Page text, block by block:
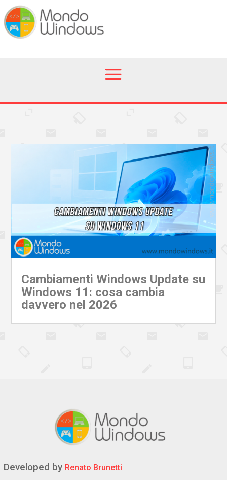
Cambiamenti Windows Update su
Windows 11: cosa cambia
davvero nel 2026
Developed by Renato Brunetti